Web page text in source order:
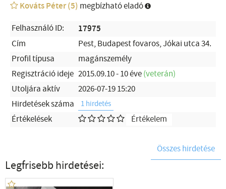
Kováts Péter (5) megbízható eladó
Felhasználó ID:
17975
Cím
Pest, Budapest fovaros, Jókai utca 34.
Profil típusa
magánszemély
Regisztráció ideje 2015.09.10 - 10 éve(veterán)
Utoljára aktív
2026-07-19 15:20
Hirdetések száma
1 hirdetés
Értékelések Értékelem
Összes hirdetése
Legfrisebb hirdetései: